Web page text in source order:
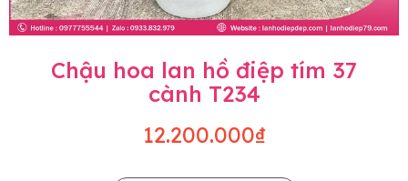
Chậu hoa lan hồ điệp tím 37
cành T234
12.200.000₫